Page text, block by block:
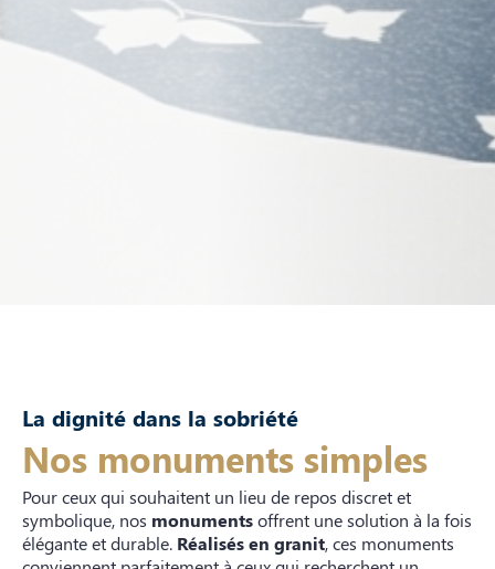
La dignité dans la sobriété
Nos monuments simples
Pour ceux qui souhaitent un lieu de repos discret et
symbolique, nos monumentsoffrent une solution à la fois
élégante et durable. Réalisés en granit, ces monuments